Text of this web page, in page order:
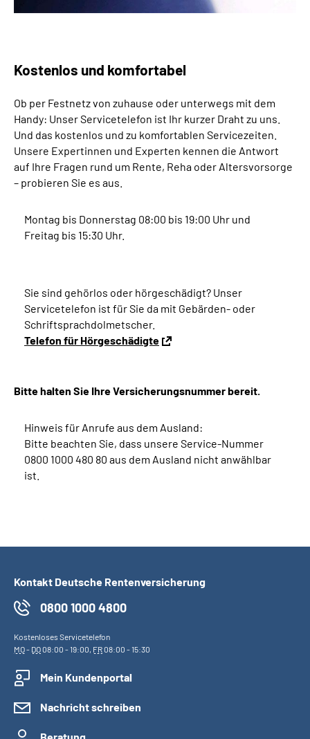
Mein Kundenportal
Kostenlos und komfortabel
Ob per Festnetz von zuhause oder unterwegs mit dem
Handy: Unser Servicetelefon ist Ihr kurzer Draht zu uns.
Und das kostenlos und zu komfortablen Servicezeiten.
Unsere Expertinnen und Experten kennen die Antwort
auf Ihre Fragen rund um Rente, Reha oder Altersvorsorge
– probieren Sie es aus.
Montag bis Donnerstag 08:00 bis 19:00 Uhr und
Freitag bis 15:30 Uhr.
Sie sind gehörlos oder hörgeschädigt? Unser
Servicetelefon ist für Sie da mit Gebärden- oder
Schriftsprachdolmetscher.
Telefon für Hörgeschädigte
Bitte halten Sie Ihre Versicherungsnummer bereit.
Hinweis für Anrufe aus dem Ausland:
Bitte beachten Sie, dass unsere Service-Nummer
0800 1000 480 80 aus dem Ausland nicht anwählbar
ist.
Kontakt Deutsche Rentenversicherung
0800 1000 4800
Kostenloses Servicetelefon
MO- DO08:00 - 19:00, FR08:00 - 15:30
Mein Kundenportal
Nachricht schreiben
Beratung